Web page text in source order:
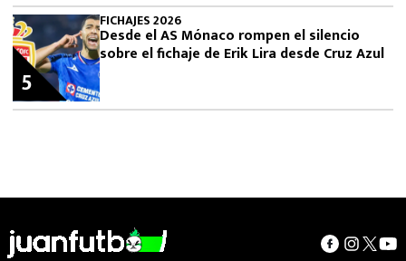
FICHAJES 2026
Desde el AS Mónaco rompen el silencio
sobre el fichaje de Erik Lira desde Cruz Azul
5